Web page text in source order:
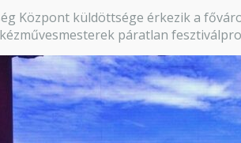
Központ küldöttsége érkezik a
páratlan